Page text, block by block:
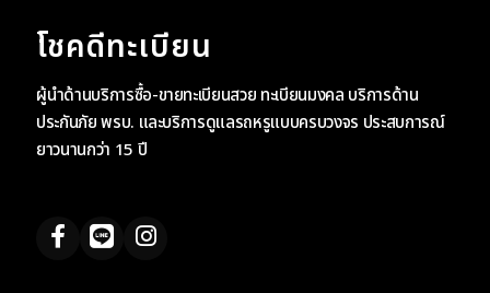
โชคดีทะเบียน
ผู้นำด้านบริการซื้อ-ขายทะเบียนสวย ทะเบียนมงคล บริการด้าน
ประกันภัย พรบ. และบริการดูแลรถหรูแบบครบวงจร ประสบการณ์
ยาวนานกว่า 15 ปี